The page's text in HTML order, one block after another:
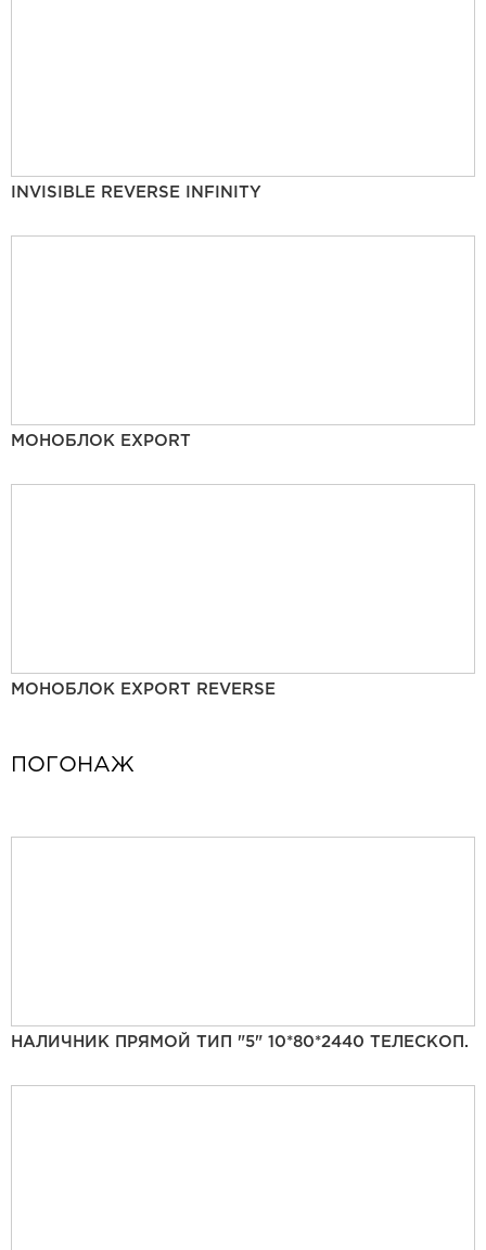
INVISIBLE REVERSE INFINITY
МОНОБЛОК EXPORT
МОНОБЛОК EXPORT REVERSE
ПОГОНАЖ
НАЛИЧНИК ПРЯМОЙ ТИП "5" 10*80*2440 ТЕЛЕСКОП.